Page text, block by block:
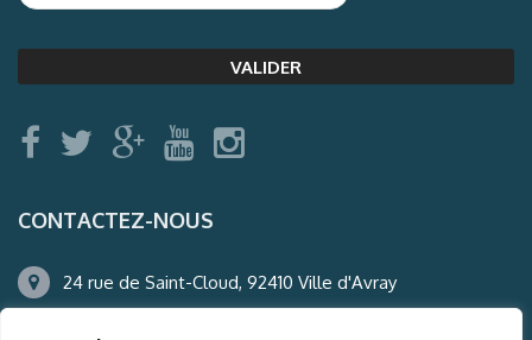
CONTACTEZ-NOUS
24 rue de Saint-Cloud, 92410 Ville d'Avray